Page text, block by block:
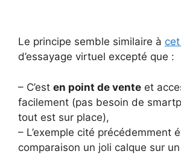
Le principe semble similaire à
d’essayage virtuel excepté que :
– C’est en point de vente et
facilement (pas besoin de
tout est sur place),
– L’exemple cité précédemment
comparaison un joli calque sur